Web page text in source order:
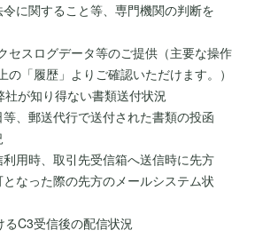
に関すること等、専門機関の判断を
セスログデータ等のご提供（主要な操作
の「履歴」よりご確認いただけます。）
が知り得ない書類送付状況
、郵送代行で送付された書類の投函
用時、取引先受信箱へ送信時に先方
なった際の先方のメールシステム状
るC3受信後の配信状況